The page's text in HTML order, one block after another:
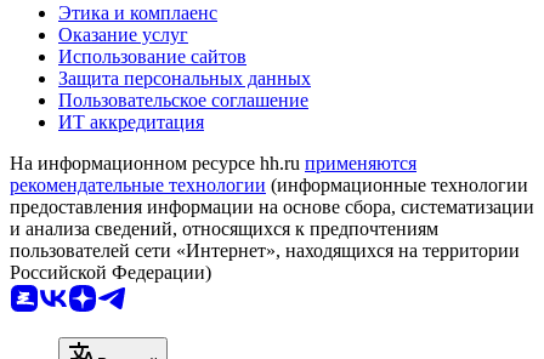
Этика и комплаенс
Оказание услуг
Использование сайтов
Защита персональных данных
Пользовательское соглашение
ИТ аккредитация
На информационном ресурсе hh.ru применяются
рекомендательные технологии (информационные технологии
предоставления информации на основе сбора, систематизации
и анализа сведений, относящихся к предпочтениям
пользователей сети «Интернет», находящихся на территории
Российской Федерации)